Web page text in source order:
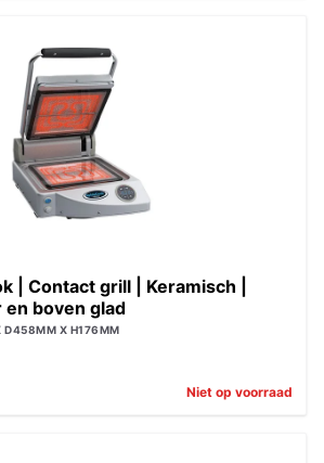
| Contact grill | Keramisch |
en boven glad
X H176MM
Niet op voorraad